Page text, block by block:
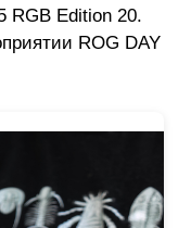
RGB Edition 20.
ROG DAY